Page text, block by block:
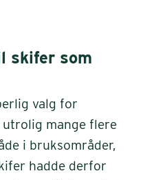
skifer som
valg for
mange flere
i bruksområder,
hadde derfor